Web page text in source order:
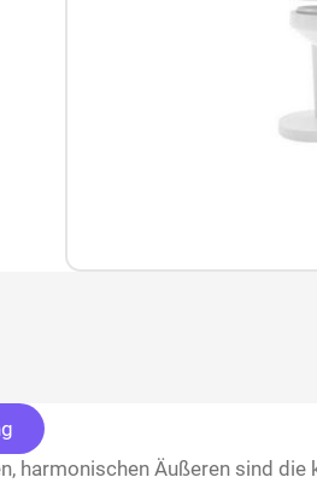
harmonischen Äußeren sind